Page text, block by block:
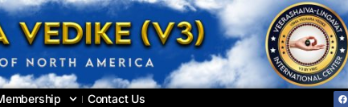
Contact Us